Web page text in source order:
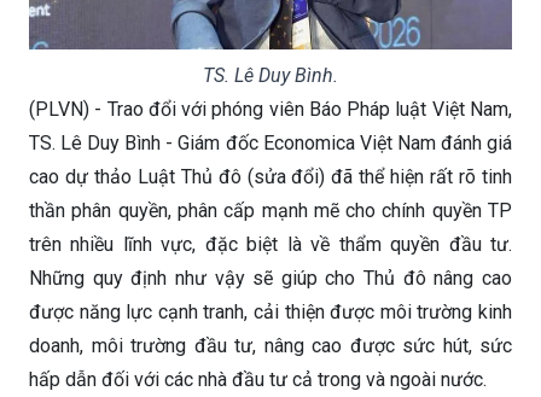
TS. Lê Duy Bình.
(PLVN) - Trao đổi với phóng viên Báo Pháp luật Việt Nam,
TS. Lê Duy Bình - Giám đốc Economica Việt Nam đánh giá
cao dự thảo Luật Thủ đô (sửa đổi) đã thể hiện rất rõ tinh
thần phân quyền, phân cấp mạnh mẽ cho chính quyền TP
trên nhiều lĩnh vực, đặc biệt là về thẩm quyền đầu tư.
Những quy định như vậy sẽ giúp cho Thủ đô nâng cao
được năng lực cạnh tranh, cải thiện được môi trường kinh
doanh, môi trường đầu tư, nâng cao được sức hút, sức
hấp dẫn đối với các nhà đầu tư cả trong và ngoài nước.
Thứ Bảy 14/03/2026 06:54